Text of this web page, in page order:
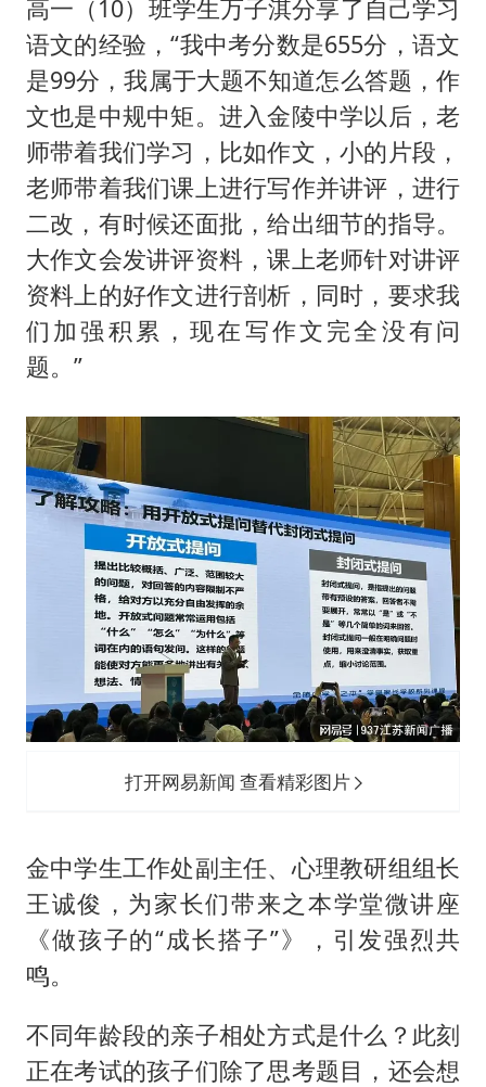
高一（10）班学生万子淇分享了自己学习
语文的经验，“我中考分数是655分，语文
是99分，我属于大题不知道怎么答题，作
文也是中规中矩。进入金陵中学以后，老
师带着我们学习，比如作文，小的片段，
老师带着我们课上进行写作并讲评，进行
二改，有时候还面批，给出细节的指导。
大作文会发讲评资料，课上老师针对讲评
资料上的好作文进行剖析，同时，要求我
们加强积累，现在写作文完全没有问
题。”
打开网易新闻 查看精彩图片
金中学生工作处副主任、心理教研组组长
王诚俊，为家长们带来之本学堂微讲座
《做孩子的“成长搭子”》，引发强烈共
鸣。
不同年龄段的亲子相处方式是什么？此刻
正在考试的孩子们除了思考题目，还会想